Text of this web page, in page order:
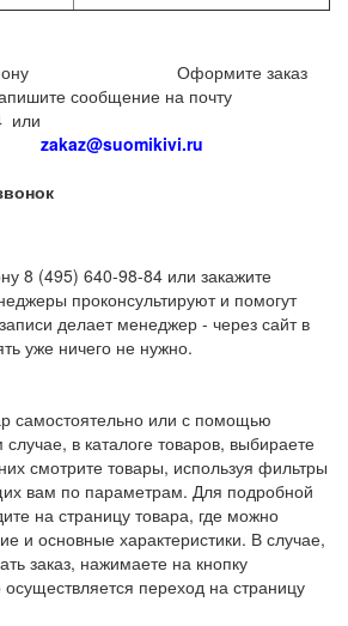
Оформите заказ
сообщение на почту
777-28-24 или
zakaz@suomikivi.ru
8 (495) 640-98-84 или закажите
проконсультируют и помогут
делает менеджер - через сайт в
уже ничего не нужно.
самостоятельно или с помощью
в каталоге товаров, выбираете
смотрите товары, используя фильтры
вам по параметрам. Для подробной
на страницу товара, где можно
и основные характеристики. В случае,
заказ, нажимаете на кнопку
переход на страницу